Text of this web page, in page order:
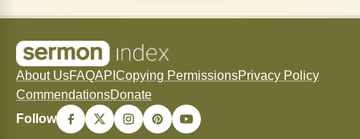
About UsFAQAPI Copying PermissionsPrivacy Policy
CommendationsDonate
Follow